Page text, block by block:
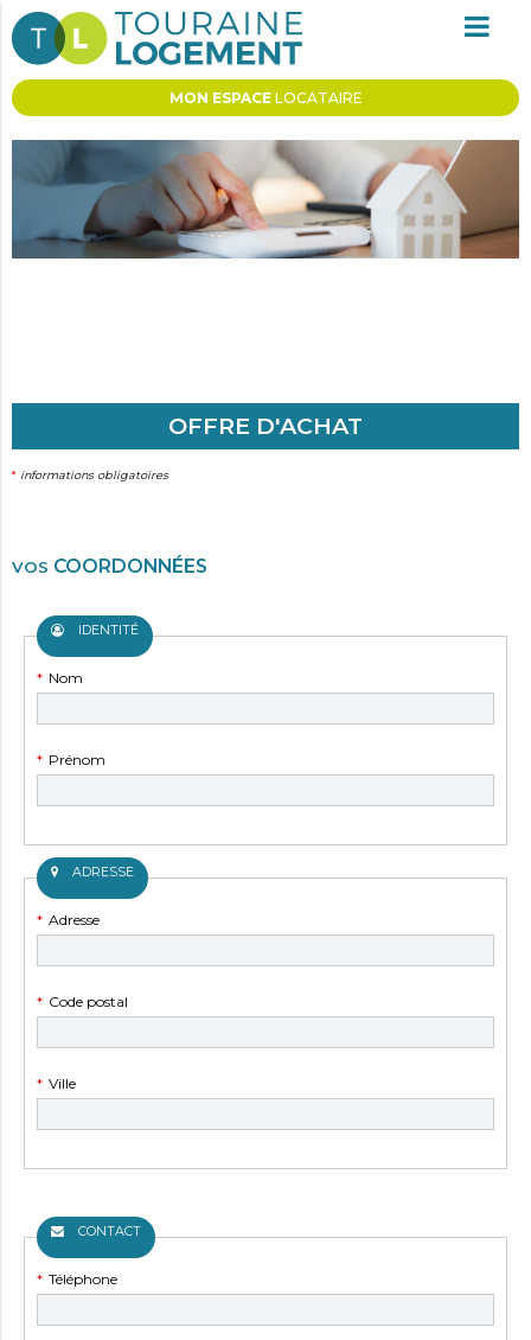
MON ESPACE LOCATAIRE
OFFRE D'ACHAT
* informations obligatoires
VOS COORDONNÉES
IDENTITÉ
Champ
obligatoire
Nom
*
Champ
obligatoire
Prénom
*
ADRESSE
Champ
obligatoire
Adresse
*
Champ
obligatoire
Code postal
*
Champ
obligatoire
Ville
*
CONTACT
Champ
obligatoire
Téléphone
*